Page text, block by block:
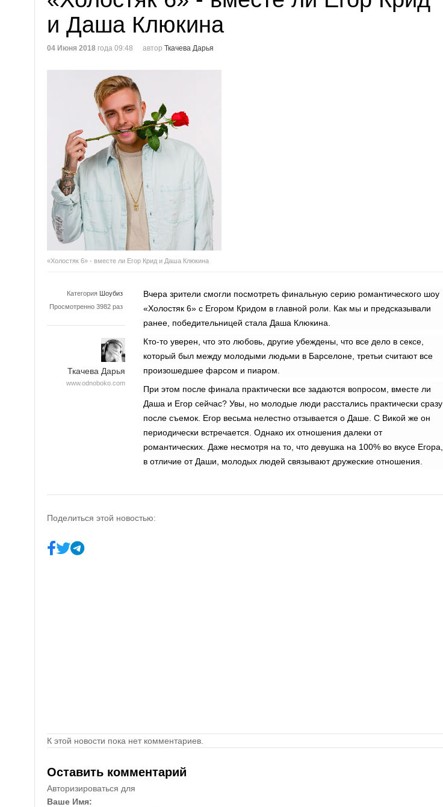
и Даша Клюкина
04 Июня 2018 года 09:48 автор Ткачева Дарья
«Холостяк 6» - вместе ли Егор Крид и Даша Клюкина
Категория Шоубиз
Просмотренно 3982 раз
Ткачева Дарья
www.odnoboko.com
Вчера зрители смогли посмотреть финальную серию романтического шоу
«Холостяк 6» с Егором Кридом в главной роли. Как мы и предсказывали
ранее, победительницей стала Даша Клюкина.
Кто-то уверен, что это любовь, другие убеждены, что все дело в сексе,
который был между молодыми людьми в Барселоне, третьи считают все
произошедшее фарсом и пиаром.
При этом после финала практически все задаются вопросом, вместе ли
Даша и Егор сейчас? Увы, но молодые люди расстались практически сразу
после съемок. Егор весьма нелестно отзывается о Даше. С Викой же он
периодически встречается. Однако их отношения далеки от
романтических. Даже несмотря на то, что девушка на 100% во вкусе Егора,
в отличие от Даши, молодых людей связывают дружеские отношения.
Поделиться этой новостью:
К этой новости пока нет комментариев.
Оставить комментарий
Авторизироваться для
Ваше Имя: